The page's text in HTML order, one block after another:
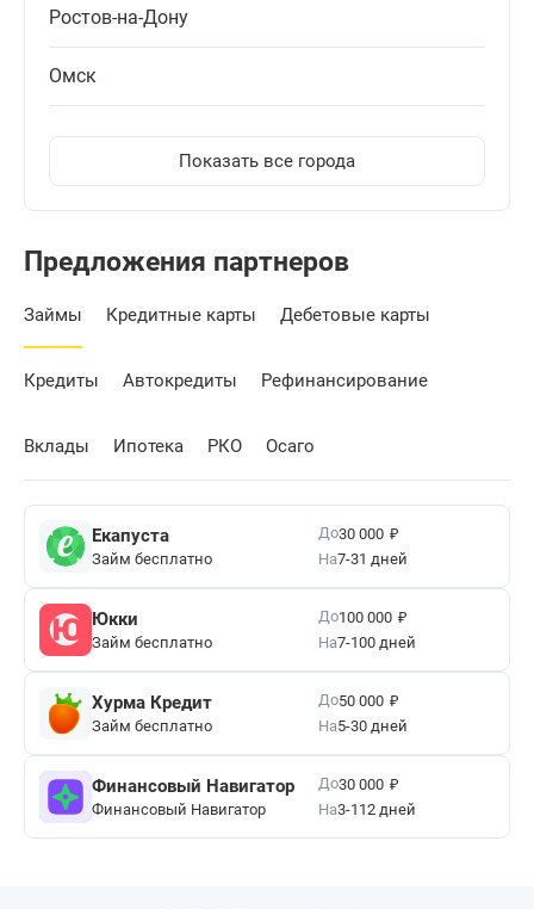
Ростов-на-Дону
Омск
Показать все города
Предложения партнеров
Займы Кредитные карты Дебетовые карты
Кредиты Автокредиты Рефинансирование
Вклады Ипотека РКО Осаго
Екапуста
Займ бесплатно
До30 000 ₽
На7-31 дней
Юкки
Займ бесплатно
До100 000 ₽
На7-100 дней
Хурма Кредит
Займ бесплатно
До50 000 ₽
На5-30 дней
Финансовый Навигатор
Финансовый Навигатор
До30 000 ₽
На3-112 дней